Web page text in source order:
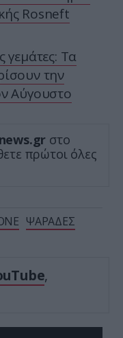
Rosneft
γεμάτες: Τα
την
Αύγουστο
στο
πρώτοι όλες
ΨΑΡΑΔΕΣ
,